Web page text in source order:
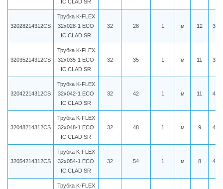
IC CLAD SR
32028214312CS
Трубка K-FLEX
32x028-1 ECO
IC CLAD SR
32 28 1 м 12
32035214312CS
Трубка K-FLEX
32x035-1 ECO
IC CLAD SR
32 35 1 м 11
32042214312CS
Трубка K-FLEX
32x042-1 ECO
IC CLAD SR
32 42 1 м 11
32048214312CS
Трубка K-FLEX
32x048-1 ECO
IC CLAD SR
32 48 1 м 9
32054214312CS
Трубка K-FLEX
32x054-1 ECO
IC CLAD SR
32 54 1 м 8
Трубка K-FLEX